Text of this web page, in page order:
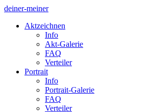
deiner-meiner
Aktzeichnen
Info
Akt-Galerie
FAQ
Verteiler
Portrait
Info
Portrait-Galerie
FAQ
Verteiler